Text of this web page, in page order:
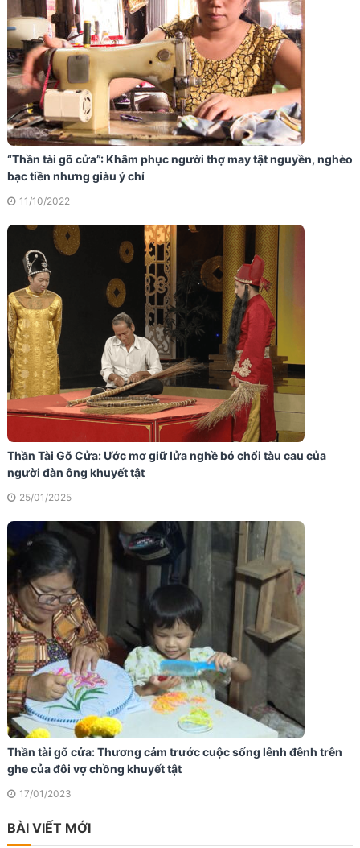
“Thần tài gõ cửa”: Khâm phục người thợ may tật nguyền, nghèo
bạc tiền nhưng giàu ý chí
11/10/2022
Thần Tài Gõ Cửa: Ước mơ giữ lửa nghề bó chổi tàu cau của
người đàn ông khuyết tật
25/01/2025
Thần tài gõ cửa: Thương cảm trước cuộc sống lênh đênh trên
ghe của đôi vợ chồng khuyết tật
17/01/2023
BÀI VIẾT MỚI